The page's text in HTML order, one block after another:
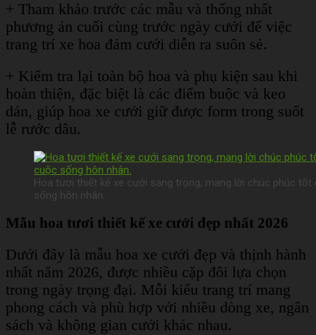
+ Tham khảo trước các mẫu và thống nhất
phương án cuối cùng trước ngày cưới để việc
trang trí xe hoa đám cưới diễn ra suôn sẻ.
+ Kiểm tra lại toàn bộ hoa và phụ kiện sau khi
hoàn thiện, đặc biệt là các điểm buộc và keo
dán, giúp hoa xe cưới giữ được form trong suốt
lễ rước dâu.
Hoa tươi thiết kế xe cưới sang trọng, mang lời chúc phúc
sống hôn nhân.
Mẫu hoa tươi thiết kế xe cưới đẹp nhất 2026
Dưới đây là mẫu hoa xe cưới đẹp và thịnh hành
nhất năm 2026, được nhiều cặp đôi lựa chọn
trong ngày trọng đại. Mỗi kiểu trang trí mang
phong cách và phù hợp với nhiều dòng xe, ngân
sách và không gian cưới khác nhau.